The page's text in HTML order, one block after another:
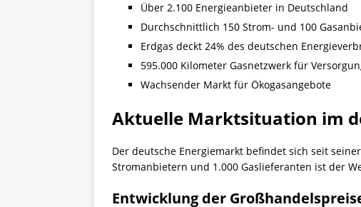
Über 2.100 Energieanbieter in Deutschland
Durchschnittlich 150 Strom- und 100
Erdgas deckt 24% des deutschen
595.000 Kilometer Gasnetzwerk für
Wachsender Markt für Ökogasangebote
Aktuelle Marktsituation im
Der deutsche Energiemarkt befindet sich seit
Stromanbietern und 1.000 Gaslieferanten ist der
Entwicklung der